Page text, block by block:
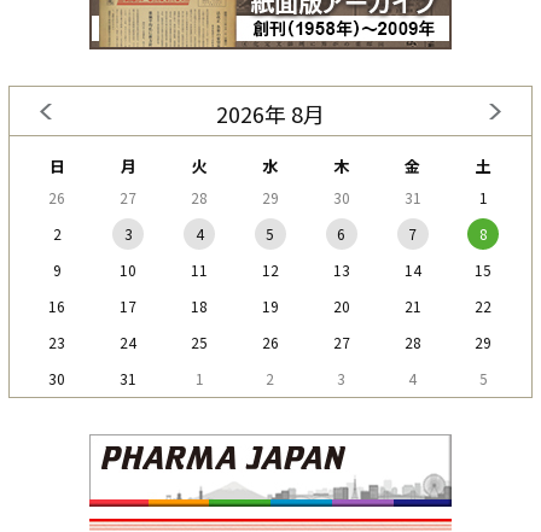
2026年 8月
日 月 火 水 木 金 土
26 27 28 29 30 31
1
2
3 4 5 6 7
8
9
10 11 12 13 14
15
16
17 18 19 20 21
22
23
24 25 26 27 28
29
30
31 1 2 3 4 5